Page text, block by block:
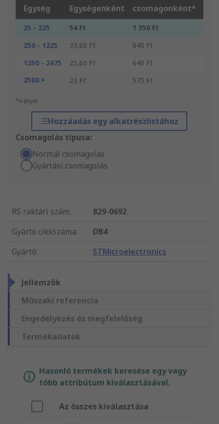
Egység Egységenként csomagonként*
25 - 225 54 Ft
1 350 Ft
250 - 1225
33,60 Ft
840 Ft
1250 - 2475
25,60 Ft
640 Ft
2500 +
23 Ft 575 Ft
*irányár
Hozzáadás egy alkatrészlistához
Csomagolás típusa:
Normál csomagolás
Gyártási csomagolás
RS raktári szám:
829-0692
Gyártó cikkszáma:
DB4
Gyártó: STMicroelectronics
Jellemzők
Műszaki referencia
Engedélyezés és megfelelőség
Termékadatok
Hasonló termékek keresése egy vagy
több attribútum kiválasztásával.
Az összes kiválasztása